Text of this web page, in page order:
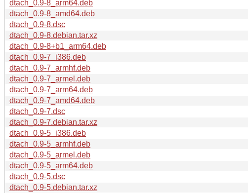
dtach_0.9-8_arm64.deb
dtach_0.9-8_amd64.deb
dtach_0.9-8.dsc
dtach_0.9-8.debian.tar.xz
dtach_0.9-8+b1_arm64.deb
dtach_0.9-7_i386.deb
dtach_0.9-7_armhf.deb
dtach_0.9-7_armel.deb
dtach_0.9-7_arm64.deb
dtach_0.9-7_amd64.deb
dtach_0.9-7.dsc
dtach_0.9-7.debian.tar.xz
dtach_0.9-5_i386.deb
dtach_0.9-5_armhf.deb
dtach_0.9-5_armel.deb
dtach_0.9-5_arm64.deb
dtach_0.9-5.dsc
dtach_0.9-5.debian.tar.xz